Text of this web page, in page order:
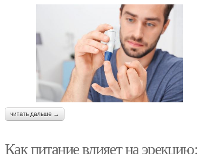
читать дальше →
Как питание влияет на эрекцию: